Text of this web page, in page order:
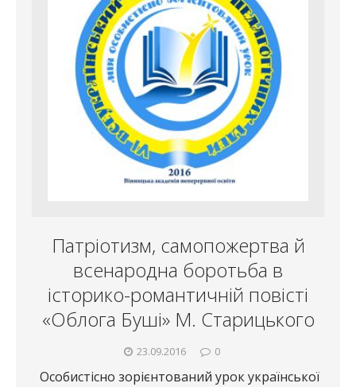
Патріотизм, самопожертва й
всенародна боротьба в
історико-романтичній повісті
«Облога Буші» М. Старицького
23.09.2016 0
Особистісно зорієнтований урок української